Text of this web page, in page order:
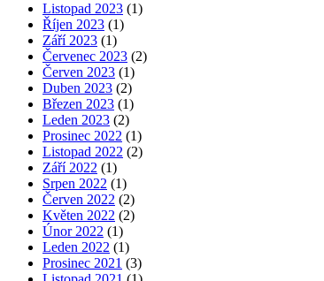
Listopad 2023 (1)
Říjen 2023 (1)
Září 2023 (1)
Červenec 2023 (2)
Červen 2023 (1)
Duben 2023 (2)
Březen 2023 (1)
Leden 2023 (2)
Prosinec 2022 (1)
Listopad 2022 (2)
Září 2022 (1)
Srpen 2022 (1)
Červen 2022 (2)
Květen 2022 (2)
Únor 2022 (1)
Leden 2022 (1)
Prosinec 2021 (3)